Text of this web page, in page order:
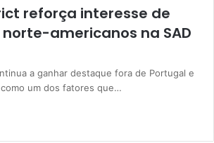
reforça interesse de
americanos na SAD
a ganhar destaque fora de Portugal e
um dos fatores que…